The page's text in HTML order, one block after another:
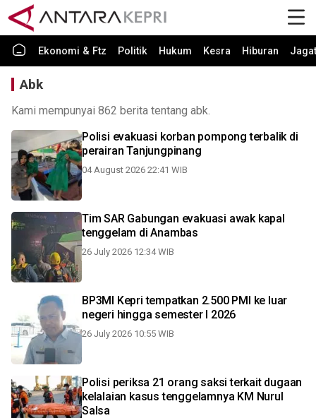
Ekonomi & Ftz Politik Hukum Kesra Hiburan Jagat
Abk
Kami mempunyai 862 berita tentang abk.
Polisi evakuasi korban pompong terbalik di
perairan Tanjungpinang
04 August 2026 22:41 WIB
Tim SAR Gabungan evakuasi awak kapal
tenggelam di Anambas
26 July 2026 12:34 WIB
BP3MI Kepri tempatkan 2.500 PMI ke luar
negeri hingga semester I 2026
26 July 2026 10:55 WIB
Polisi periksa 21 orang saksi terkait dugaan
kelalaian kasus tenggelamnya KM Nurul
Salsa